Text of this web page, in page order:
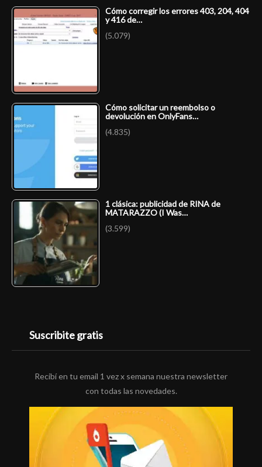
Cómo corregir los errores 403, 204, 404
y 416 de…
(5.079)
Cómo solicitar un reembolso o
devolución en OnlyFans…
(4.835)
1 clásica: publicidad de RINA de
MATARAZZO (I Was…
(3.599)
Suscribite gratis
Recibí en tu email 1 vez x semana nuestra newsletter
con todas las novedades.